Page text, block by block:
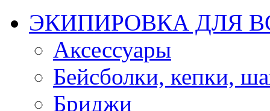
ЭКИПИРОВКА ДЛЯ
Аксессуары
Бейсболки, кепки,
Бриджи